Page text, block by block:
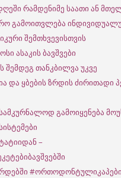
რამდენიმე საათი ან
გამოითვლება
შემთხვევისთვის
ასაკის ბავშვები
შემდეგ თანკბილვა უკვე
და ყბების ზრდის ძირითადი
გამოიყენება
–
#ორთოდონტულიკაპები